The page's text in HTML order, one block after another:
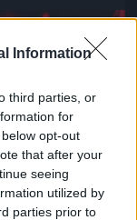
Information
third parties, or
for
opt-out
that after your
seeing
utilized by
parties prior to